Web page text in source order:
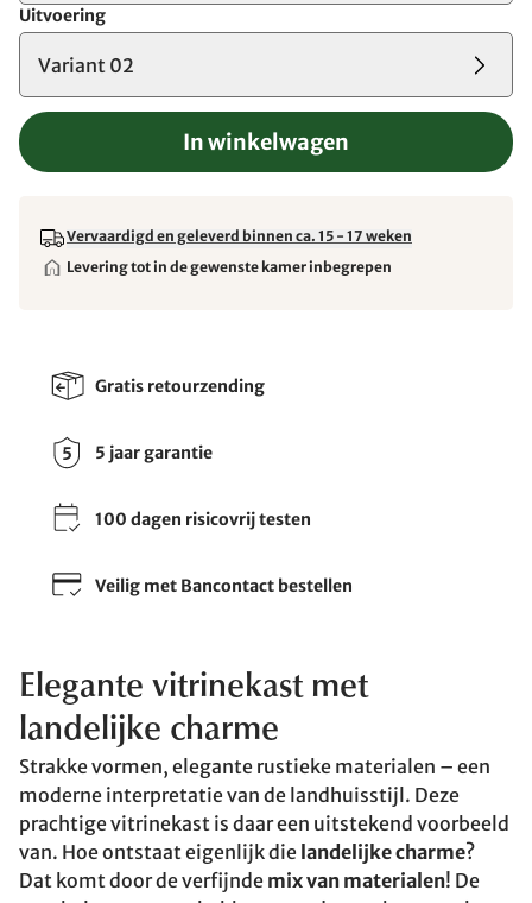
Uitvoering
Variant 02
In winkelwagen
Vervaardigd en geleverd binnen ca. 15 - 17 weken
Levering tot in de gewenste kamer inbegrepen
Gratis retourzending
5 jaar garantie
100 dagen risicovrij testen
Veilig met Bancontact bestellen
Elegante vitrinekast met
landelijke charme
Strakke vormen, elegante rustieke materialen – een
moderne interpretatie van de landhuisstijl. Deze
prachtige vitrinekast is daar een uitstekend voorbeeld
van. Hoe ontstaat eigenlijk die landelijke charme?
Dat komt door de verfijnde mix van materialen! De